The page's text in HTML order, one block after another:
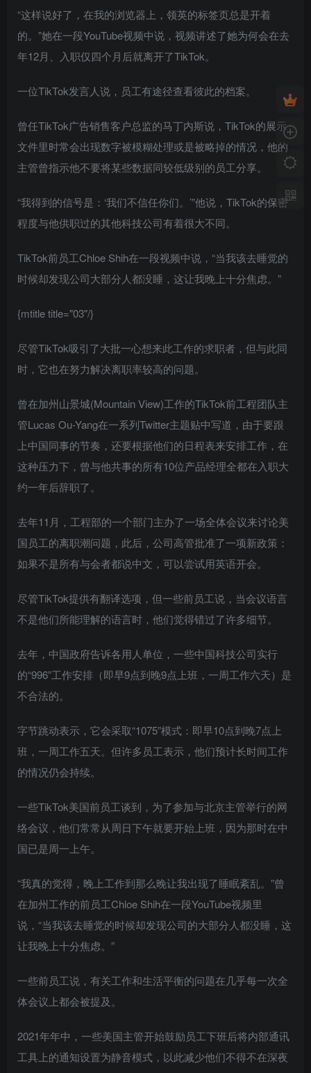
“这样说好了，在我的浏览器上，领英的标签页总是开着
的。”她在一段YouTube视频中说，视频讲述了她为何会在去
年12月、入职仅四个月后就离开了TikTok。
一位TikTok发言人说，员工有途径查看彼此的档案。
曾任TikTok广告销售客户总监的马丁内斯说，TikTok的展示
文件里时常会出现数字被模糊处理或是被略掉的情况，他的
主管曾指示他不要将某些数据同较低级别的员工分享。
“我得到的信号是：‘我们不信任你们。’”他说，TikTok的保密
程度与他供职过的其他科技公司有着很大不同。
TikTok前员工Chloe Shih在一段视频中说，“当我该去睡觉的
时候却发现公司大部分人都没睡，这让我晚上十分焦虑。”
{mtitle title="03"/}
尽管TikTok吸引了大批一心想来此工作的求职者，但与此同
时，它也在努力解决离职率较高的问题。
曾在加州山景城(Mountain View)工作的TikTok前工程团队主
管Lucas Ou-Yang在一系列Twitter主题贴中写道，由于要跟
上中国同事的节奏，还要根据他们的日程表来安排工作，在
这种压力下，曾与他共事的所有10位产品经理全都在入职大
约一年后辞职了。
去年11月，工程部的一个部门主办了一场全体会议来讨论美
国员工的离职潮问题，此后，公司高管批准了一项新政策：
如果不是所有与会者都说中文，可以尝试用英语开会。
尽管TikTok提供有翻译选项，但一些前员工说，当会议语言
不是他们所能理解的语言时，他们觉得错过了许多细节。
去年，中国政府告诉各用人单位，一些中国科技公司实行
的“996”工作安排（即早9点到晚9点上班，一周工作六天）是
不合法的。
字节跳动表示，它会采取“1075”模式：即早10点到晚7点上
班，一周工作五天。但许多员工表示，他们预计长时间工作
的情况仍会持续。
一些TikTok美国前员工谈到，为了参加与北京主管举行的网
络会议，他们常常从周日下午就要开始上班，因为那时在中
国已是周一上午。
“我真的觉得，晚上工作到那么晚让我出现了睡眠紊乱。”曾
在加州工作的前员工Chloe Shih在一段YouTube视频里
说，“当我该去睡觉的时候却发现公司的大部分人都没睡，这
让我晚上十分焦虑。”
一些前员工说，有关工作和生活平衡的问题在几乎每一次全
体会议上都会被提及。
2021年年中，一些美国主管开始鼓励员工下班后将内部通讯
工具上的通知设置为静音模式，以此减少他们不得不在深夜